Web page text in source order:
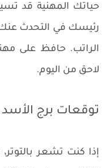
حياتك المهنية قد
رئيسك في التحدث عنك
الراتب. حافظ على
لاحق من اليوم.
توقعات برج
​​إذا كنت تشعر